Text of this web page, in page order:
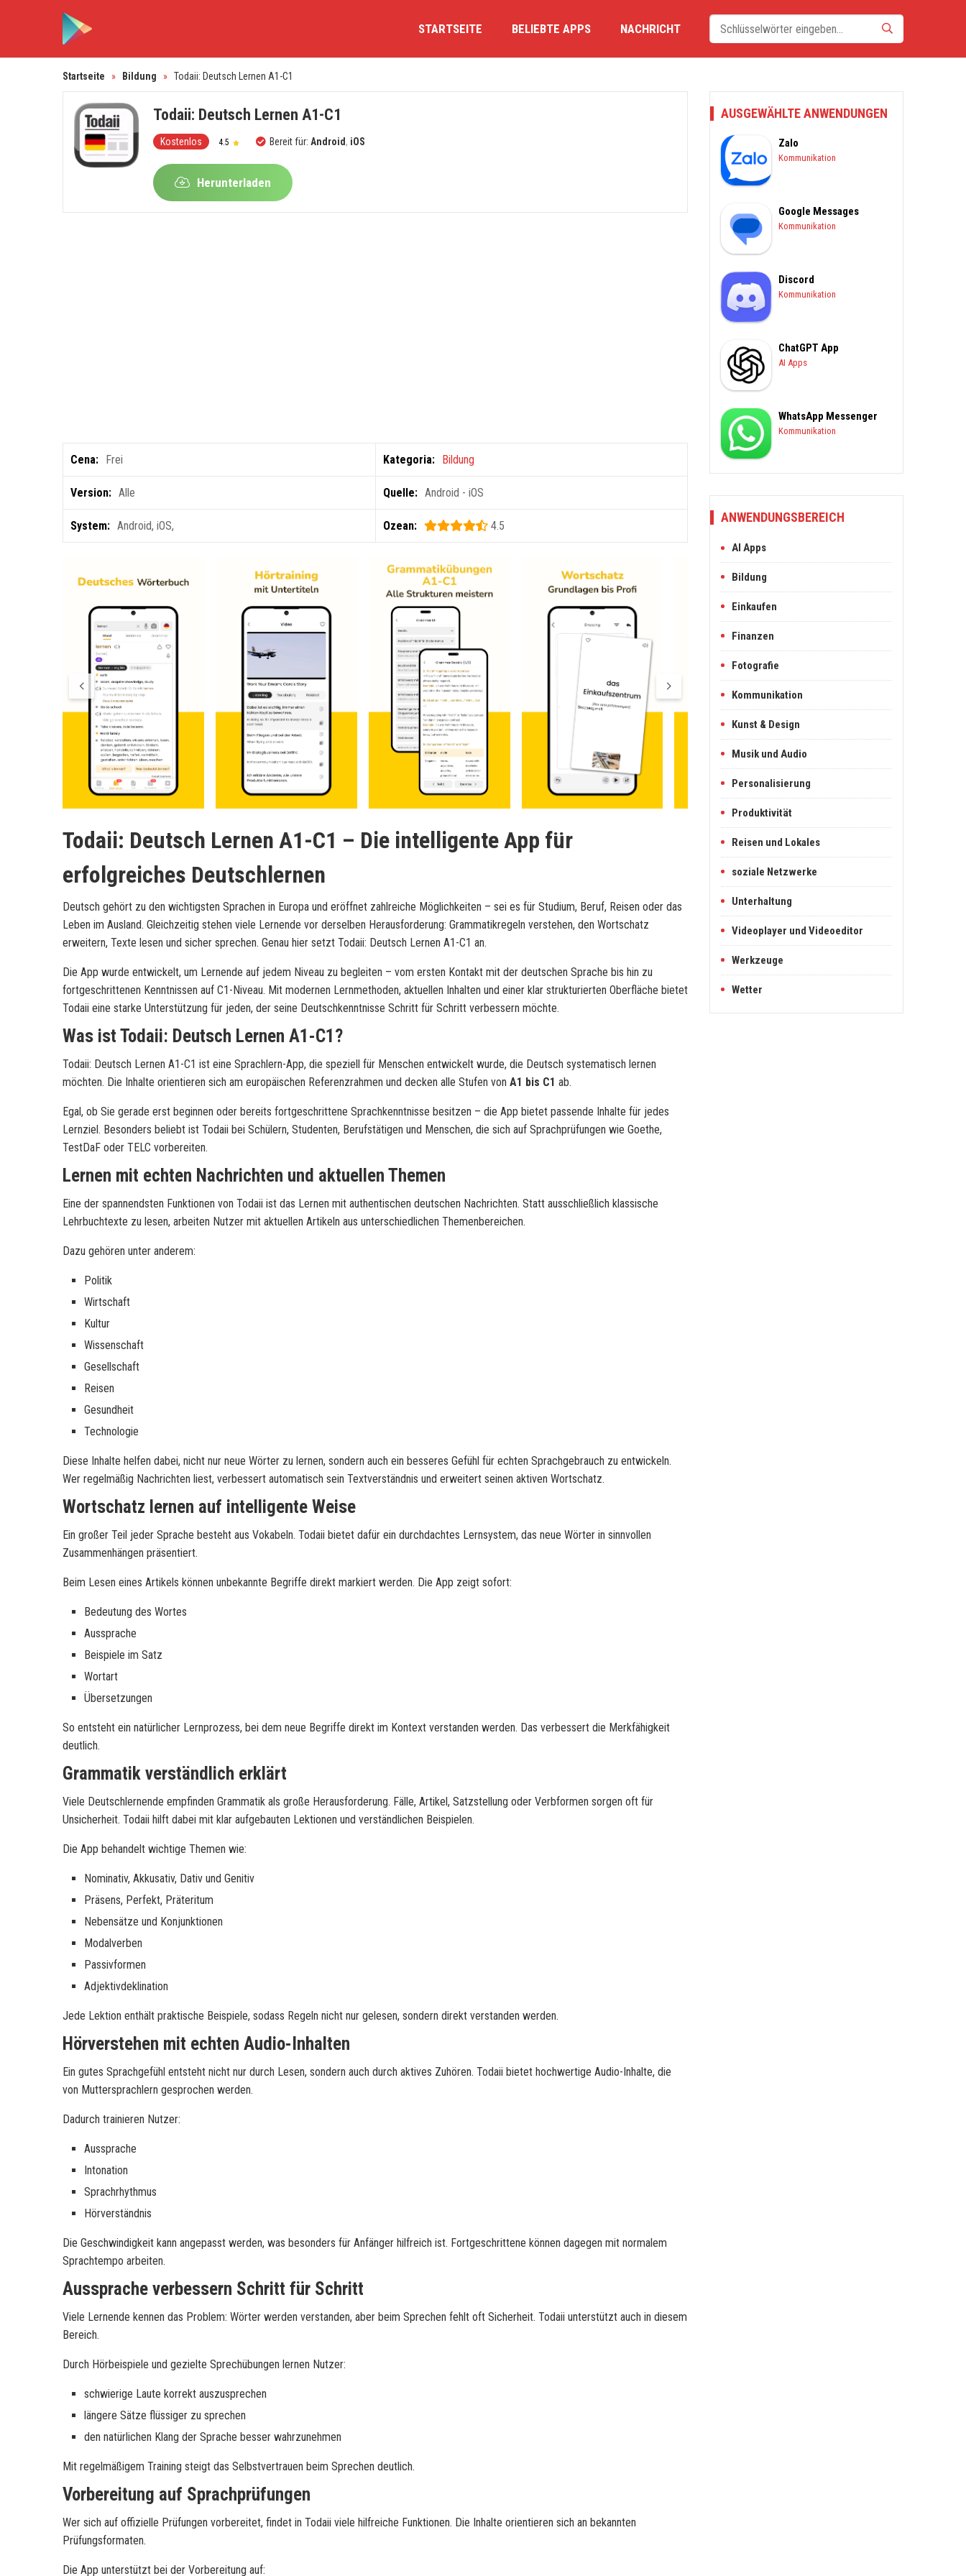
STARTSEITE BELIEBTE APPS NACHRICHT
Startseite » Bildung » Todaii: Deutsch Lernen A1-C1
Todaii: Deutsch Lernen A1-C1
Kostenlos 4.5 Bereit für: Android , iOS
Herunterladen
Cena: Frei Kategoria: Bildung
Version: Alle Quelle: Android - iOS
System: Android, iOS, Ozean: 4.5
Todaii: Deutsch Lernen A1-C1 – Die intelligente App für
erfolgreiches Deutschlernen
Deutsch gehört zu den wichtigsten Sprachen in Europa und eröffnet zahlreiche Möglichkeiten – sei es für Studium, Beruf, Reisen oder das
Leben im Ausland. Gleichzeitig stehen viele Lernende vor derselben Herausforderung: Grammatikregeln verstehen, den Wortschatz
erweitern, Texte lesen und sicher sprechen. Genau hier setzt Todaii: Deutsch Lernen A1-C1 an.
Die App wurde entwickelt, um Lernende auf jedem Niveau zu begleiten – vom ersten Kontakt mit der deutschen Sprache bis hin zu
fortgeschrittenen Kenntnissen auf C1-Niveau. Mit modernen Lernmethoden, aktuellen Inhalten und einer klar strukturierten Oberfläche bietet
Todaii eine starke Unterstützung für jeden, der seine Deutschkenntnisse Schritt für Schritt verbessern möchte.
Was ist Todaii: Deutsch Lernen A1-C1?
Todaii: Deutsch Lernen A1-C1 ist eine Sprachlern-App, die speziell für Menschen entwickelt wurde, die Deutsch systematisch lernen
möchten. Die Inhalte orientieren sich am europäischen Referenzrahmen und decken alle Stufen von A1 bis C1 ab.
Egal, ob Sie gerade erst beginnen oder bereits fortgeschrittene Sprachkenntnisse besitzen – die App bietet passende Inhalte für jedes
Lernziel. Besonders beliebt ist Todaii bei Schülern, Studenten, Berufstätigen und Menschen, die sich auf Sprachprüfungen wie Goethe,
TestDaF oder TELC vorbereiten.
Lernen mit echten Nachrichten und aktuellen Themen
Eine der spannendsten Funktionen von Todaii ist das Lernen mit authentischen deutschen Nachrichten. Statt ausschließlich klassische
Lehrbuchtexte zu lesen, arbeiten Nutzer mit aktuellen Artikeln aus unterschiedlichen Themenbereichen.
Dazu gehören unter anderem:
Politik
Wirtschaft
Kultur
Wissenschaft
Gesellschaft
Reisen
Gesundheit
Technologie
Diese Inhalte helfen dabei, nicht nur neue Wörter zu lernen, sondern auch ein besseres Gefühl für echten Sprachgebrauch zu entwickeln.
Wer regelmäßig Nachrichten liest, verbessert automatisch sein Textverständnis und erweitert seinen aktiven Wortschatz.
Wortschatz lernen auf intelligente Weise
Ein großer Teil jeder Sprache besteht aus Vokabeln. Todaii bietet dafür ein durchdachtes Lernsystem, das neue Wörter in sinnvollen
Zusammenhängen präsentiert.
Beim Lesen eines Artikels können unbekannte Begriffe direkt markiert werden. Die App zeigt sofort:
Bedeutung des Wortes
Aussprache
Beispiele im Satz
Wortart
Übersetzungen
So entsteht ein natürlicher Lernprozess, bei dem neue Begriffe direkt im Kontext verstanden werden. Das verbessert die Merkfähigkeit
deutlich.
Grammatik verständlich erklärt
Viele Deutschlernende empfinden Grammatik als große Herausforderung. Fälle, Artikel, Satzstellung oder Verbformen sorgen oft für
Unsicherheit. Todaii hilft dabei mit klar aufgebauten Lektionen und verständlichen Beispielen.
Die App behandelt wichtige Themen wie:
Nominativ, Akkusativ, Dativ und Genitiv
Präsens, Perfekt, Präteritum
Nebensätze und Konjunktionen
Modalverben
Passivformen
Adjektivdeklination
Jede Lektion enthält praktische Beispiele, sodass Regeln nicht nur gelesen, sondern direkt verstanden werden.
Hörverstehen mit echten Audio-Inhalten
Ein gutes Sprachgefühl entsteht nicht nur durch Lesen, sondern auch durch aktives Zuhören. Todaii bietet hochwertige Audio-Inhalte, die
von Muttersprachlern gesprochen werden.
Dadurch trainieren Nutzer:
Aussprache
Intonation
Sprachrhythmus
Hörverständnis
Die Geschwindigkeit kann angepasst werden, was besonders für Anfänger hilfreich ist. Fortgeschrittene können dagegen mit normalem
Sprachtempo arbeiten.
Aussprache verbessern Schritt für Schritt
Viele Lernende kennen das Problem: Wörter werden verstanden, aber beim Sprechen fehlt oft Sicherheit. Todaii unterstützt auch in diesem
Bereich.
Durch Hörbeispiele und gezielte Sprechübungen lernen Nutzer:
schwierige Laute korrekt auszusprechen
längere Sätze flüssiger zu sprechen
den natürlichen Klang der Sprache besser wahrzunehmen
Mit regelmäßigem Training steigt das Selbstvertrauen beim Sprechen deutlich.
Vorbereitung auf Sprachprüfungen
Wer sich auf offizielle Prüfungen vorbereitet, findet in Todaii viele hilfreiche Funktionen. Die Inhalte orientieren sich an bekannten
Prüfungsformaten.
Die App unterstützt bei der Vorbereitung auf:
AUSGEWÄHLTE ANWENDUNGEN
Zalo
Kommunikation
Google Messages
Kommunikation
Discord
Kommunikation
ChatGPT App
AI Apps
WhatsApp Messenger
Kommunikation
ANWENDUNGSBEREICH
AI Apps
Bildung
Einkaufen
Finanzen
Fotografie
Kommunikation
Kunst & Design
Musik und Audio
Personalisierung
Produktivität
Reisen und Lokales
soziale Netzwerke
Unterhaltung
Videoplayer und Videoeditor
Werkzeuge
Wetter